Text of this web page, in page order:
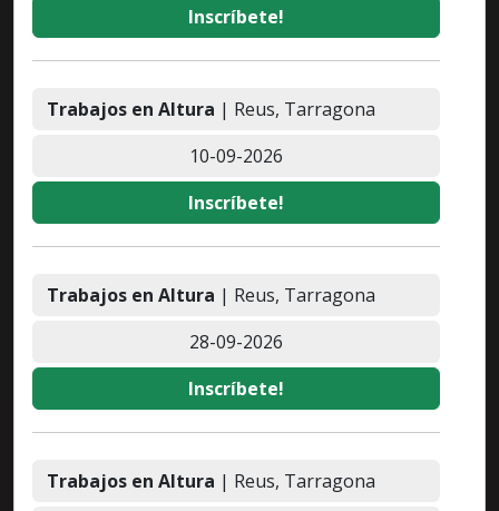
Inscríbete!
Trabajos en Altura | Reus, Tarragona
10-09-2026
Inscríbete!
Trabajos en Altura | Reus, Tarragona
28-09-2026
Inscríbete!
Trabajos en Altura | Reus, Tarragona